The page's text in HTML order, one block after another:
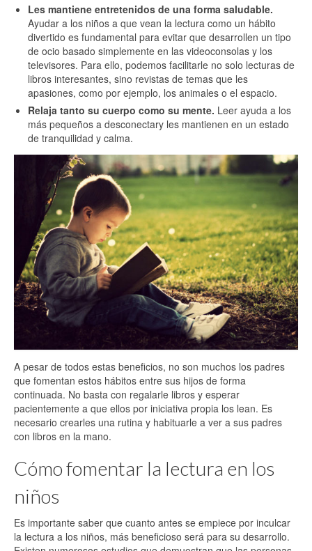
Les mantiene entretenidos de una forma saludable.
Ayudar a los niños a que vean la lectura como un hábito
divertido es fundamental para evitar que desarrollen un tipo
de ocio basado simplemente en las videoconsolas y los
televisores. Para ello, podemos facilitarle no solo lecturas de
libros interesantes, sino revistas de temas que les
apasiones, como por ejemplo, los animales o el espacio.
Relaja tanto su cuerpo como su mente. Leer ayuda a los
más pequeños a desconectary les mantienen en un estado
de tranquilidad y calma.
A pesar de todos estas beneficios, no son muchos los padres
que fomentan estos hábitos entre sus hijos de forma
continuada. No basta con regalarle libros y esperar
pacientemente a que ellos por iniciativa propia los lean. Es
necesario crearles una rutina y habituarle a ver a sus padres
con libros en la mano.
Cómo fomentar la lectura en los
niños
Es importante saber que cuanto antes se empiece por inculcar
la lectura a los niños, más beneficioso será para su desarrollo.